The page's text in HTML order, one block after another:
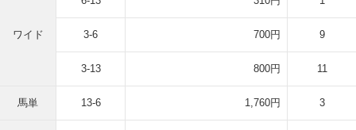
ワイド 3-6 700円 9
3-13 800円 11
馬単 13-6 1,760円 3